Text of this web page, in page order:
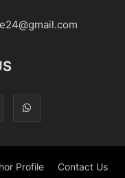
Profile Contact Us